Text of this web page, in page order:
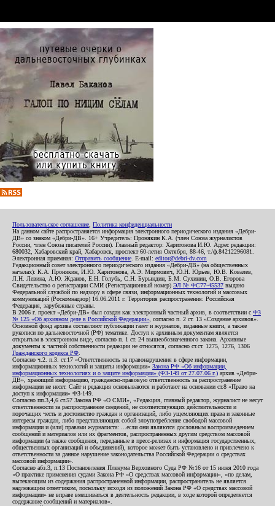
Пользовательское соглашение Политика конфиденциальности
На данном сайте распространяется информация электронного периодического издания «Дебри-
ДВ» со знаком «Дебри-ДВ». 16+ Учредитель: Пронякин К.А. (член Союза журналистов
России, член Союза писателей России). Главный редактор: Харитонова И.Ю. Адрес редакции:
680032, Хабаровский край, Хабаровск, проспект 60-летия Октября, 88-46, т./ф.84212296081.
Электронная приемная: Отправить сообщение . E-mail: editor@debri-dv.com
Редакционный совет электронного периодического издания «Дебри-ДВ» (на общественных
началах): К.А. Пронякин, И.Ю. Харитонова, А.Э. Мирмович, Ю.Н. Юрьев, Ю.В. Ковалев,
Л.Н. Левина, А.Ю. Жданов, Е.Н. Голубь, С.Н. Бурындин, Б.М. Сухинин, О.В. Егорова
Свидетельство о регистрации СМИ (Регистрационный номер) ЭЛ № ФС77-45537 выдано
Федеральной службой по надзору в сфере связи, информационных технологий и массовых
коммуникаций (Роскомнадзор) 16.06.2011 г. Территория распространения: Российская
Федерация, зарубежные страны.
В 2006 г. проект «Дебри-ДВ» был создан как электронный частный архив, в соответствии с ФЗ
№ 125 «Об архивном деле в Российской Федерации» , согласно п. 2 ст. 13 «Создание архивов».
Основной фонд архива составляют публикации газет и журналов, изданные книги, а также
рукописи по дальневосточной (РФ) тематике. Доступ к архивным документам является
открытым в электронном виде, согласно п. 1 ст. 24 вышеобозначенного закона. Архивные
документы к частной собственности редакции не относятся, согласно ст.ст. 1275, 1276, 1306
Гражданского кодекса РФ
Согласно ч.2. п.3. ст.17 «Ответственность за правонарушения в сфере информации,
информационных технологий и защиты информации» Закона РФ «Об информации,
информационных технологиях и о защите информации» (ФЗ-149 от 27.07.06 г.) архив «Дебри-
ДВ», хранящий информацию, гражданско-правовую ответственность за распространение
информации не несет. Сайт и редакция основываются и работают на основании ст.8 «Право на
доступ к информации» ФЗ-149.
Согласно пп.3,4,6 ст.57 Закона РФ «О СМИ», «Редакция, главный редактор, журналист не несут
ответственности за распространение сведений, не соответствующих действительности и
порочащих честь и достоинство граждан и организаций, либо ущемляющих права и законные
интересы граждан, либо представляющих собой злоупотребление свободой массовой
информации и (или) правами журналиста: ...если они являются дословным воспроизведением
сообщений и материалов или их фрагментов, распространенных другим средством массовой
информации (а также сообщения, переданные в пресс-релизах и информация государственных,
общественных организаций и объединений), которое может быть установлено и привлечено к
ответственности за данное нарушение законодательства Российской Федерации о средствах
массовой информации».
Согласно абз.3, п.13 Постановления Пленума Верховного Суда РФ №16 от 15 июня 2010 года
«О практике применения судами Закона РФ «О средствах массовой информации», «по делам,
вытекающим из содержания распространенной информации, распространитель не является
надлежащим ответчиком, поскольку исходя из положений Закона РФ «О средствах массовой
информации» не вправе вмешиваться в деятельность редакции, в ходе которой определяется
содержание сообщений и материалов».